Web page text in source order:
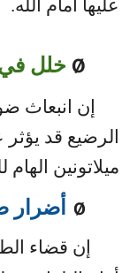
عليها أمام الله.
Ø خلل في
إن انبعاث
الرضيع قد
ميلاتونين الهام
Ø
إن قضاء